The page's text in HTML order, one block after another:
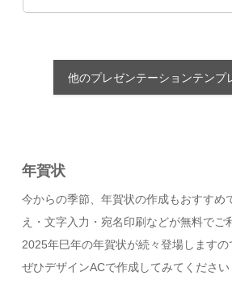
他のプレゼンテーションテンプ
年賀状
今からの季節、年賀状の作成もおすすめ
え・文字入力・宛名印刷などが無料でご
2025年巳年の年賀状が続々登場します
ぜひデザインACで作成してみてください